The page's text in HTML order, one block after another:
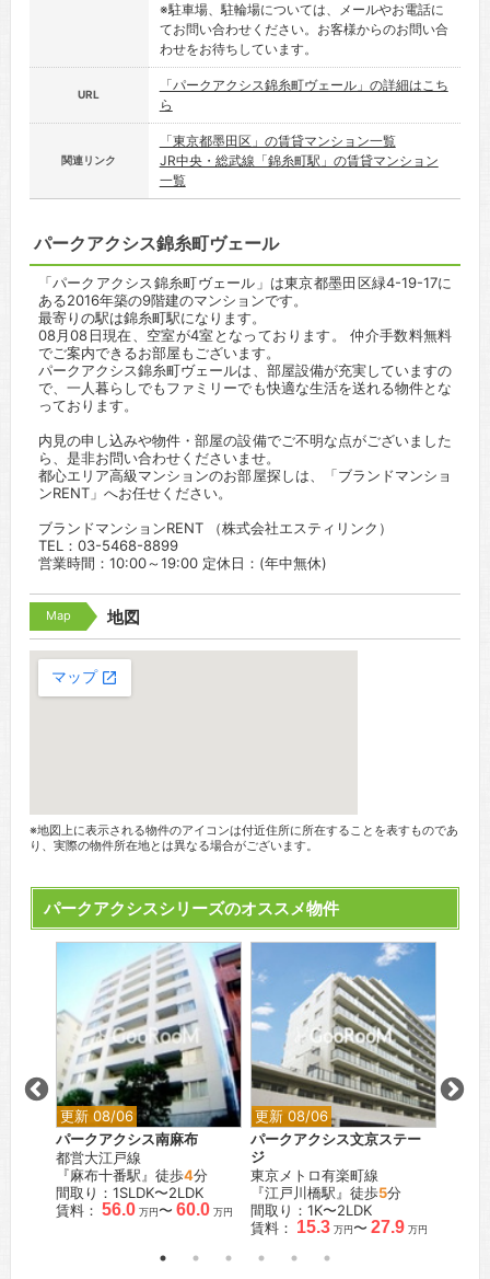
※駐車場、駐輪場については、メールやお電話に
てお問い合わせください。お客様からのお問い合
わせをお待ちしています。
URL
「パークアクシス錦糸町ヴェール」の詳細はこち
ら
関連リンク
「東京都墨田区」の賃貸マンション一覧
JR中央・総武線「錦糸町駅」の賃貸マンション
一覧
パークアクシス錦糸町ヴェール
「パークアクシス錦糸町ヴェール」は東京都墨田区緑4-19-17に
ある2016年築の9階建のマンションです。
最寄りの駅は錦糸町駅になります。
08月08日現在、空室が4室となっております。 仲介手数料無料
でご案内できるお部屋もございます。
パークアクシス錦糸町ヴェールは、部屋設備が充実していますの
で、一人暮らしでもファミリーでも快適な生活を送れる物件とな
っております。
内見の申し込みや物件・部屋の設備でご不明な点がございました
ら、是非お問い合わせくださいませ。
都心エリア高級マンションのお部屋探しは、「ブランドマンショ
ンRENT」へお任せください。
ブランドマンションRENT （株式会社エスティリンク）
TEL：03-5468-8899
営業時間：10:00～19:00 定休日：(年中無休)
Map 地図
※地図上に表示される物件のアイコンは付近住所に所在することを表すものであ
り、実際の物件所在地とは異なる場合がございます。
パークアクシスシリーズのオススメ物件
更新 08/06
パークアクシス南麻布
都営大江戸線
『麻布十番駅』徒歩4分
間取り：1SLDK〜2LDK
賃料： 56.0 万円〜 60.0 万円
更新 08/06
パークアクシス文京ステー
ジ
東京メトロ有楽町線
『江戸川橋駅』徒歩5分
間取り：1K〜2LDK
賃料： 15.3 万円〜 27.9 万円